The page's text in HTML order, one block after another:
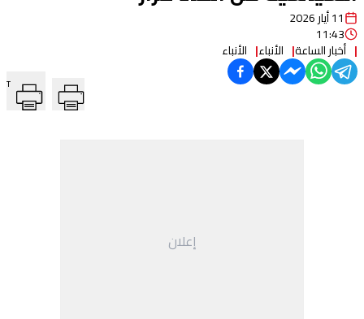
مواقف
وليد جنبلاطالحزب
11 أيار 2026
11:43
أخبار الساعة الأنباء الأنباء
T
إعلان